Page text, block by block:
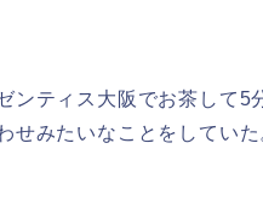
ンティス大阪でお茶して5
せみたいなことをしていた